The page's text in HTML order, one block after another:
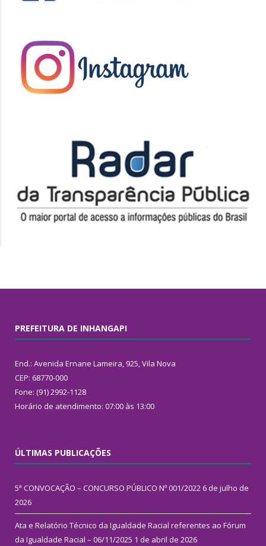
PREFEITURA DE INHANGAPI
End.: Avenida Ernane Lameira, 925, Vila Nova
CEP: 68770-000
Fone: (91) 2992-1128
Horário de atendimento: 07:00 às 13:00
ÚLTIMAS PUBLICAÇÕES
5ª CONVOCAÇÃO – CONCURSO PÚBLICO Nº 001/2022 6 de julho de
2026
Ata e Relatório Técnico da Igualdade Racial referentes ao Fórum
da Igualdade Racial – 06/11/2025 1 de abril de 2026